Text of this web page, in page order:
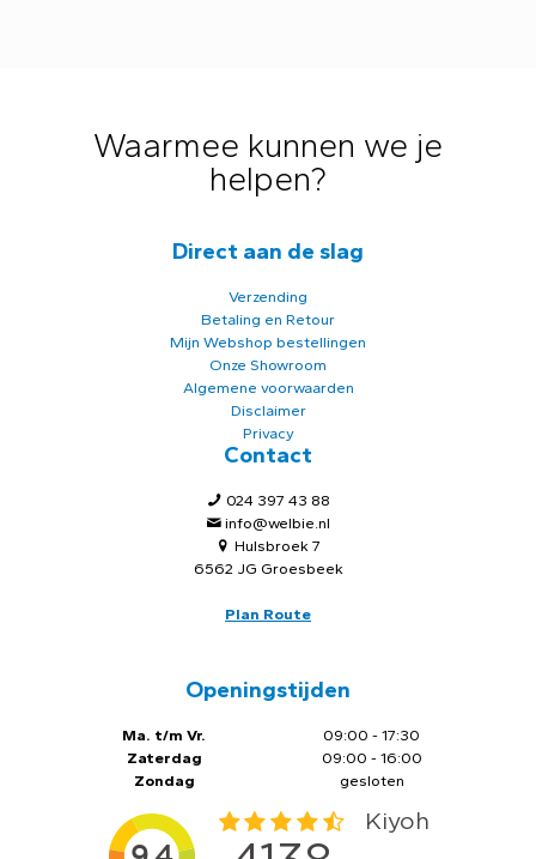
Waarmee kunnen we je
helpen?
Direct aan de slag
Verzending
Betaling en Retour
Mijn Webshop bestellingen
Onze Showroom
Algemene voorwaarden
Disclaimer
Privacy
Contact
024 397 43 88
info@welbie.nl
Hulsbroek 7
6562 JG Groesbeek
Plan Route
Openingstijden
Ma. t/m Vr.
Zaterdag
Zondag
09:00 - 17:30
09:00 - 16:00
gesloten